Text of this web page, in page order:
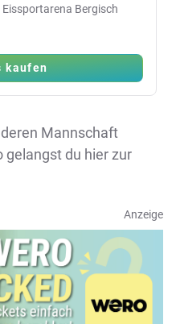
Bergisch
kaufen
Mannschaft
gelangst du hier zur
Anzeige